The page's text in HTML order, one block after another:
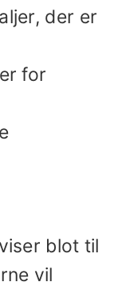
der er
for
blot til
vil